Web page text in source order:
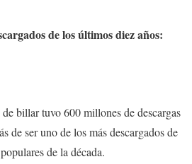
de los últimos diez años:
billar tuvo 600 millones de descargas
de ser uno de los más descargados de
de la década.